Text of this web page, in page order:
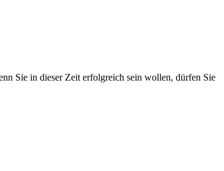
Sie in dieser Zeit erfolgreich sein wollen, dürfen Sie